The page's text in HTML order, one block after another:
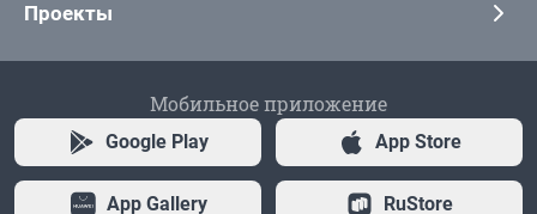
Проекты
Мобильное приложение
Google Play App Store
App Gallery RuStore